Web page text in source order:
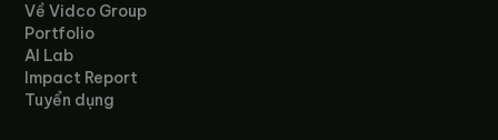
Về Vidco Group
Portfolio
AI Lab
Impact Report
Tuyển dụng